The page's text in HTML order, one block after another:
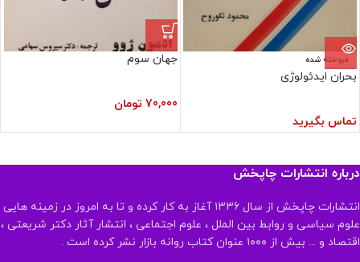
فروخته شده
بحران ایدئولوژی
تماس بگیرید
جهان سوم
70,000 تومان
درباره انتشارات چاپخش
انتشارات چاپخش از سال ۱۳۳۶ آغاز به کار کرده و تا به امروز در زمینه هایی
علوم سیاسی و روابط بین الملل ، علوم اجتماعی ، انتشار آثار دکتر شریعتی ،
اقتصاد و ... بیش از ۱۰۰۰ عنوان کتاب روانه بازار نشر کرده است .